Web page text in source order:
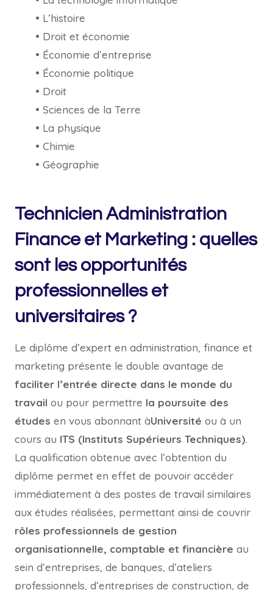
• L’histoire
• Droit et économie
• Économie d’entreprise
• Économie politique
• Droit
• Sciences de la Terre
• La physique
• Chimie
• Géographie
Technicien Administration
Finance et Marketing : quelles
sont les opportunités
professionnelles et
universitaires ?
Le diplôme d’expert en administration, finance et
marketing présente le double avantage de
faciliter l’entrée directe dans le monde du
travail ou pour permettre la poursuite des
études en vous abonnant àUniversité ou à un
cours au ITS (Instituts Supérieurs Techniques).
La qualification obtenue avec l’obtention du
diplôme permet en effet de pouvoir accéder
immédiatement à des postes de travail similaires
aux études réalisées, permettant ainsi de couvrir
rôles professionnels de gestion
organisationnelle, comptable et financière au
sein d’entreprises, de banques, d’ateliers
professionnels, d’entreprises de construction, de